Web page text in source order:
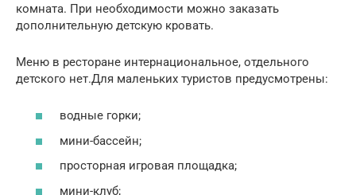
комната. При необходимости можно заказать
дополнительную детскую кровать.
Меню в ресторане интернациональное, отдельного
детского нет.Для маленьких туристов предусмотрены:
водные горки;
мини-бассейн;
просторная игровая площадка;
мини-клуб;